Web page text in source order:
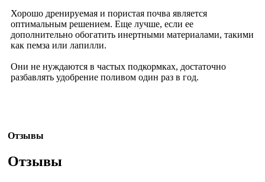
Хорошо дренируемая и пористая почва является
оптимальным решением. Еще лучше, если ее
дополнительно обогатить инертными материалами, такими
как пемза или лапилли.
Они не нуждаются в частых подкормках, достаточно
разбавлять удобрение поливом один раз в год.
Отзывы
Отзывы